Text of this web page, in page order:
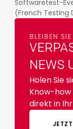
Softwaretest-
(French Testing
BLEIBEN
NEWS
Holen Sie
Know-
direkt in